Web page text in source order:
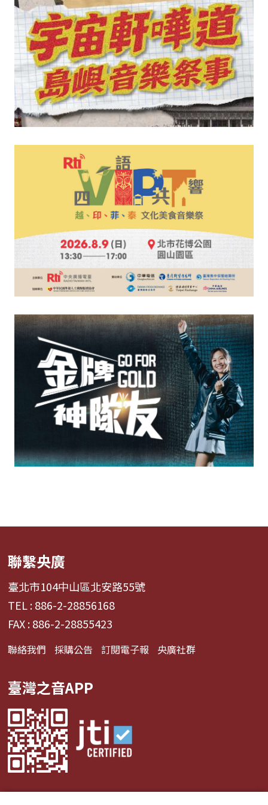
聯繫央廣
臺北市104中山區北安路55號
TEL : 886-2-28856168
FAX : 886-2-28855423
聯絡我們 採購公告 訂閱電子報 央廣社群
臺灣之音APP